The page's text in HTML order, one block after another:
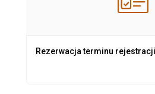
Rezerwacja terminu